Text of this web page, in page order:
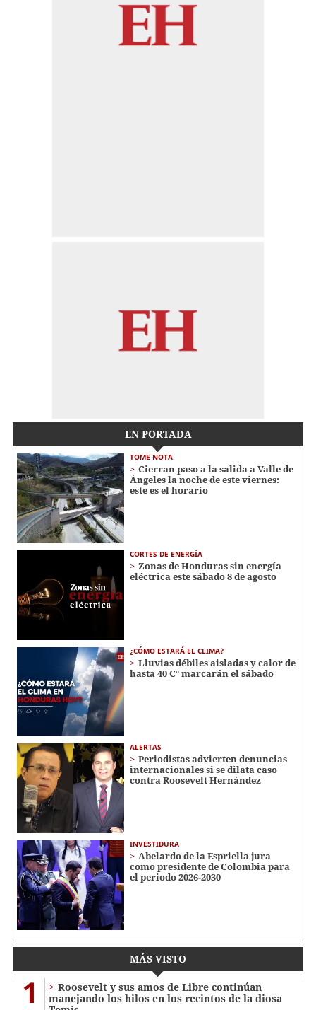
EN PORTADA
TOME NOTA
Cierran paso a la salida a Valle de
Ángeles la noche de este viernes:
este es el horario
CORTES DE ENERGÍA
Zonas de Honduras sin energía
eléctrica este sábado 8 de agosto
¿CÓMO ESTARÁ EL CLIMA?
Lluvias débiles aisladas y calor de
hasta 40 C° marcarán el sábado
ALERTAS
Periodistas advierten denuncias
internacionales si se dilata caso
contra Roosevelt Hernández
INVESTIDURA
Abelardo de la Espriella jura
como presidente de Colombia para
el periodo 2026-2030
MÁS VISTO
1
Roosevelt y sus amos de Libre continúan
manejando los hilos en los recintos de la diosa